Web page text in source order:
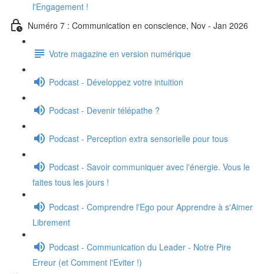
l'Engagement !
Numéro 7 : Communication en conscience, Nov - Jan 2026
Votre magazine en version numérique
Podcast - Développez votre intuition
Podcast - Devenir télépathe ?
Podcast - Perception extra sensorielle pour tous
Podcast - Savoir communiquer avec l'énergie. Vous le
faites tous les jours !
Podcast - Comprendre l'Ego pour Apprendre à s'Aimer
Librement
Podcast - Communication du Leader - Notre Pire
Erreur (et Comment l'Eviter !)